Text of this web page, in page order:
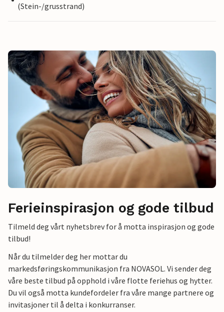
(Stein-/grusstrand)
Ferieinspirasjon og gode tilbud
Tilmeld deg vårt nyhetsbrev for å motta inspirasjon og gode
tilbud!
Når du tilmelder deg her mottar du
markedsføringskommunikasjon fra NOVASOL. Vi sender deg
våre beste tilbud på opphold i våre flotte feriehus og hytter.
Du vil også motta kundefordeler fra våre mange partnere og
invitasjoner til å delta i konkurranser.